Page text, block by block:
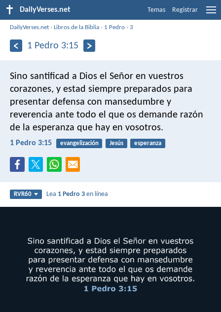
DailyVerses.net Temas Registrar
DailyVerses.net ›Libros de la Biblia › 1 Pedro ›3
1 Pedro 3:15
Sino santificad a Dios el Señor en vuestros
corazones, y estad siempre preparados para
presentar defensa con mansedumbre y
reverencia ante todo el que os demande razón
de la esperanza que hay en vosotros.
1 Pedro 3:15 evangelización Jesús esperanza
RVR60 Lea 1 Pedro 3 en línea